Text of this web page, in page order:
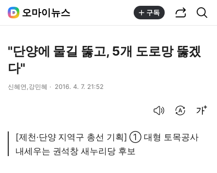
오마이뉴스 구독
"단양에 물길 뚫고, 5개 도로망 뚫겠
다"
신혜연,강민혜 2016. 4. 7. 21:52
[제천·단양 지역구 총선 기획] ① 대형 토목공사
내세우는 권석창 새누리당 후보